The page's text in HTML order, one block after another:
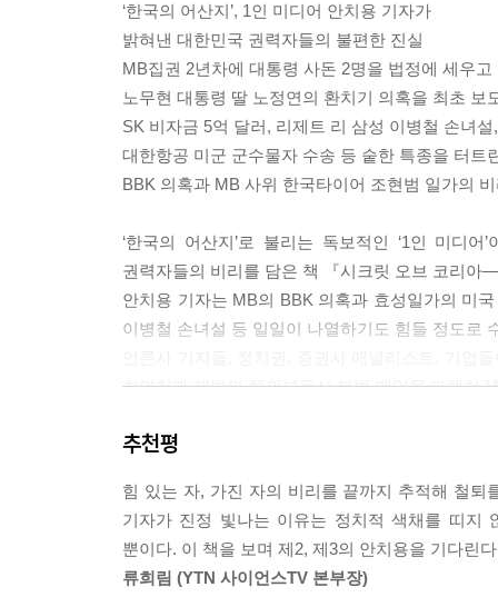
‘한국의 어산지’, 1인 미디어 안치용 기자가
밝혀낸 대한민국 권력자들의 불편한 진실
MB집권 2년차에 대통령 사돈 2명을 법정에 세우고
노무현 대통령 딸 노정연의 환치기 의혹을 최초 보
SK 비자금 5억 달러, 리제트 리 삼성 이병철 손녀설,
대한항공 미군 군수물자 수송 등 숱한 특종을 터트
BBK 의혹과 MB 사위 한국타이어 조현범 일가의
‘한국의 어산지’로 불리는 독보적인 ‘1인 미디
권력자들의 비리를 담은 책 『시크릿 오브 코리아
안치용 기자는 MB의 BBK 의혹과 효성일가의 미
이병철 손녀설 등 일일이 나열하기도 힘들 정도로
친인척과 재벌의 해외부동산 불법 매입을 파헤쳐
한국타이어 조현범 일가의 비리, 대한항공 미군
추천평
힘 있는 자, 가진 자의 비리를 끝까지 추적해 철
기자가 진정 빛나는 이유는 정치적 색채를 띠지
뿐이다. 이 책을 보며 제2, 제3의 안치용을 기다린
류희림 (YTN 사이언스TV 본부장)